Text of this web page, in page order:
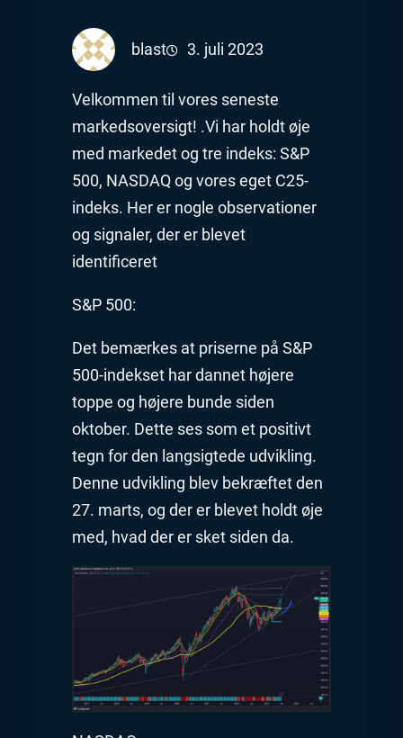
blast 3. juli 2023
Velkommen til vores seneste
markedsoversigt! .Vi har holdt øje
med markedet og tre indeks: S&P
500, NASDAQ og vores eget C25-
indeks. Her er nogle observationer
og signaler, der er blevet
identificeret
S&P 500:
Det bemærkes at priserne på S&P
500-indekset har dannet højere
toppe og højere bunde siden
oktober. Dette ses som et positivt
tegn for den langsigtede udvikling.
Denne udvikling blev bekræftet den
27. marts, og der er blevet holdt øje
med, hvad der er sket siden da.